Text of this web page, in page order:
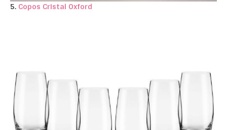
5. Copos Cristal Oxford